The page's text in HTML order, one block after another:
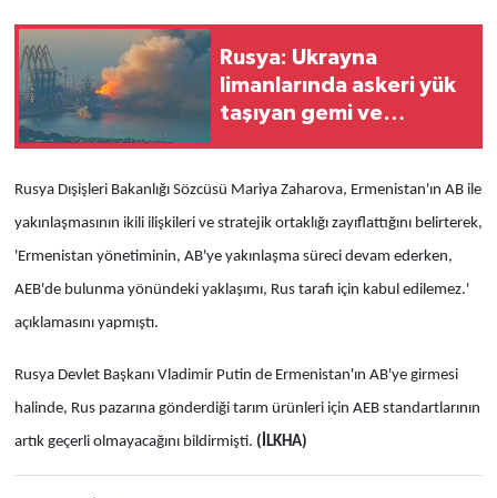
Rusya: Ukrayna
limanlarında askeri yük
taşıyan gemi ve
Rusya Dışişleri Bakanlığı Sözcüsü Mariya Zaharova, Ermenistan'ın AB ile
yakınlaşmasının ikili ilişkileri ve stratejik ortaklığı zayıflattığını belirterek,
'Ermenistan yönetiminin, AB'ye yakınlaşma süreci devam ederken,
AEB'de bulunma yönündeki yaklaşımı, Rus tarafı için kabul edilemez.'
açıklamasını yapmıştı.
Rusya Devlet Başkanı Vladimir Putin de Ermenistan'ın AB'ye girmesi
halinde, Rus pazarına gönderdiği tarım ürünleri için AEB standartlarının
artık geçerli olmayacağını bildirmişti. (İLKHA)